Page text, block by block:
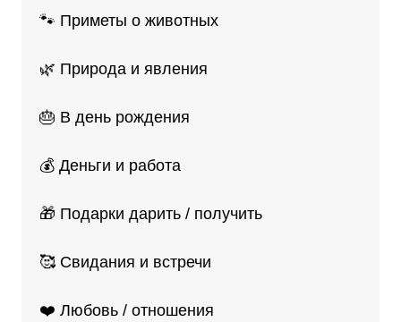
🐾 Приметы о животных
🌿 Природа и явления
🎂 В день рождения
💰 Деньги и работа
🎁 Подарки дарить / получить
🥰 Свидания и встречи
❤️ Любовь / отношения